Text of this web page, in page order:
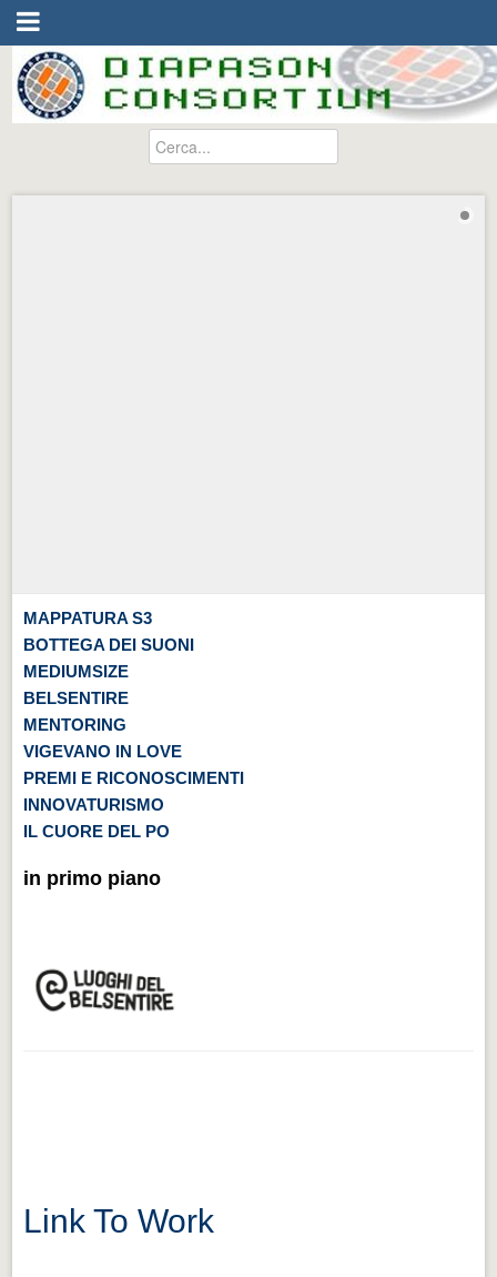
MAPPATURA S3
BOTTEGA DEI SUONI
MEDIUMSIZE
BELSENTIRE
MENTORING
VIGEVANO IN LOVE
PREMI E RICONOSCIMENTI
INNOVATURISMO
IL CUORE DEL PO
in primo piano
Link To Work